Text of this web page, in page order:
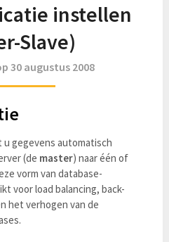
instellen
Slave)
30 augustus 2008
gegevens automatisch
(de master) naar één of
vorm van database-
voor load balancing, back-
het verhogen van de